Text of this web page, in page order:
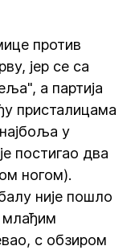
против
јер се са
а партија
присталицама
у
постигао два
ногом).
није пошло
млађим
с обзиром